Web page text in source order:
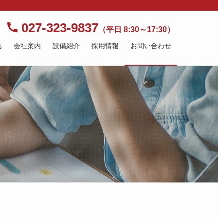
会社案内 設備紹介 採用情報 お問い合わせ
027-323-9837 （平日 8:30～17:30）